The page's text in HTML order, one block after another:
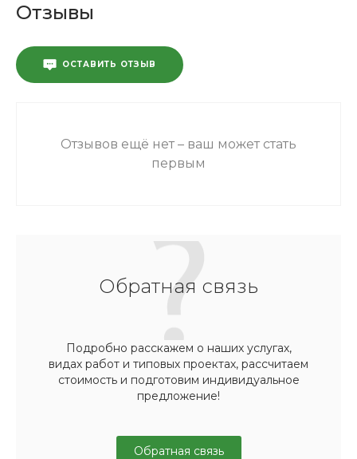
Отзывы
ОСТАВИТЬ ОТЗЫВ
Отзывов ещё нет – ваш может стать
первым
Обратная связь
Подробно расскажем о наших услугах,
видах работ и типовых проектах, рассчитаем
стоимость и подготовим индивидуальное
предложение!
Обратная связь